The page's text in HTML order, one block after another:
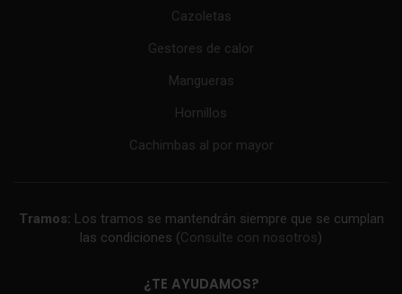
Cazoletas
Gestores de calor
Mangueras
Hornillos
Cachimbas al por mayor
Tramos: Los tramos se mantendrán siempre que se cumplan
las condiciones (Consulte con nosotros)
¿TE AYUDAMOS?